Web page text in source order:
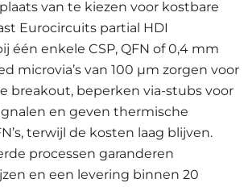
van te kiezen voor kostbare
Eurocircuits partial HDI
één enkele CSP, QFN of 0,4 mm
microvia’s van 100 µm zorgen voor
breakout, beperken via-stubs voor
en geven thermische
terwijl de kosten laag blijven.
processen garanderen
en een levering binnen 20